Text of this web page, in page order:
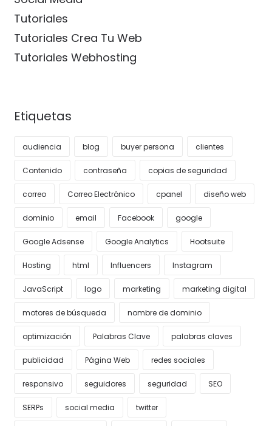
Tutoriales
Tutoriales Crea Tu Web
Tutoriales Webhosting
Etiquetas
audiencia blog buyer persona clientes
Contenido contraseña copias de seguridad
correo Correo Electrónico cpanel diseño web
dominio email Facebook google
Google Adsense Google Analytics Hootsuite
Hosting html Influencers Instagram
JavaScript logo marketing marketing digital
motores de búsqueda nombre de dominio
optimización Palabras Clave palabras claves
publicidad Página Web redes sociales
responsivo seguidores seguridad SEO
SERPs social media twitter